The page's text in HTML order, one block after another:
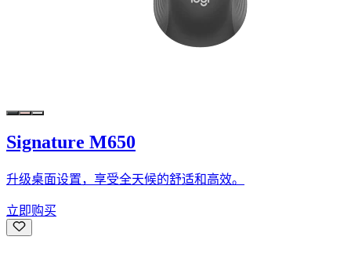
Signature M650
升级桌面设置，享受全天候的舒适和高效。
立即购买